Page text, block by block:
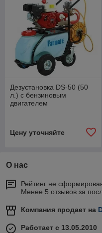
Дезустановка DS-50 (50
л.) c бензиновым
двигателем
Цену уточняйте
О нас
Рейтинг не
Менее 5 отзывов за
Компания продает на
Работает с 13.05.2010